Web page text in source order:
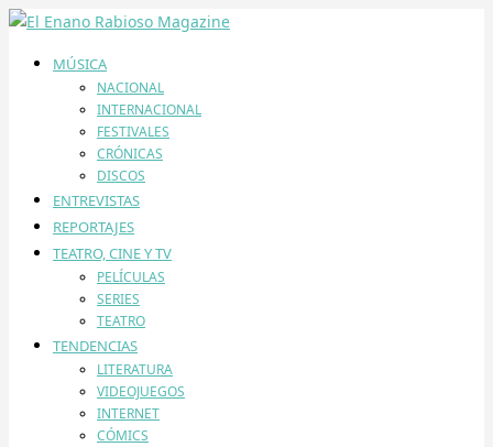
MÚSICA
NACIONAL
INTERNACIONAL
FESTIVALES
CRÓNICAS
DISCOS
ENTREVISTAS
REPORTAJES
TEATRO, CINE Y TV
PELÍCULAS
SERIES
TEATRO
TENDENCIAS
LITERATURA
VIDEOJUEGOS
INTERNET
CÓMICS